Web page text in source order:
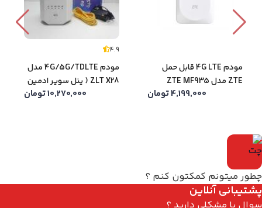
ZTE MC801A Pro
مودم 4G LTE قابل حمل
ZTE مدل ZTE MF935
4,199,000تومان
4.9
مودم 4G/5G/TDLTE مدل
ZLT X28 ( پنل سوپر ادمین
10,270,000تومان
چطور میتونم کمکتون کنم ؟
پشتیبانی آنلاین